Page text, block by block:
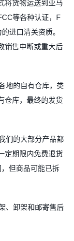
将货物运送到亚马
等各种认证， F
进口清关资质。
销售中断或重大后
地的自有仓库，类
仓库，最终的发货
们的大部分产品都
定期限内免费退货
但商品可能已拆
、卸架和邮寄售后